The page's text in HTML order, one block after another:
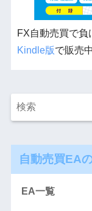
FX自動売買で負
Kindle版で販売
自動売買EA
EA一覧